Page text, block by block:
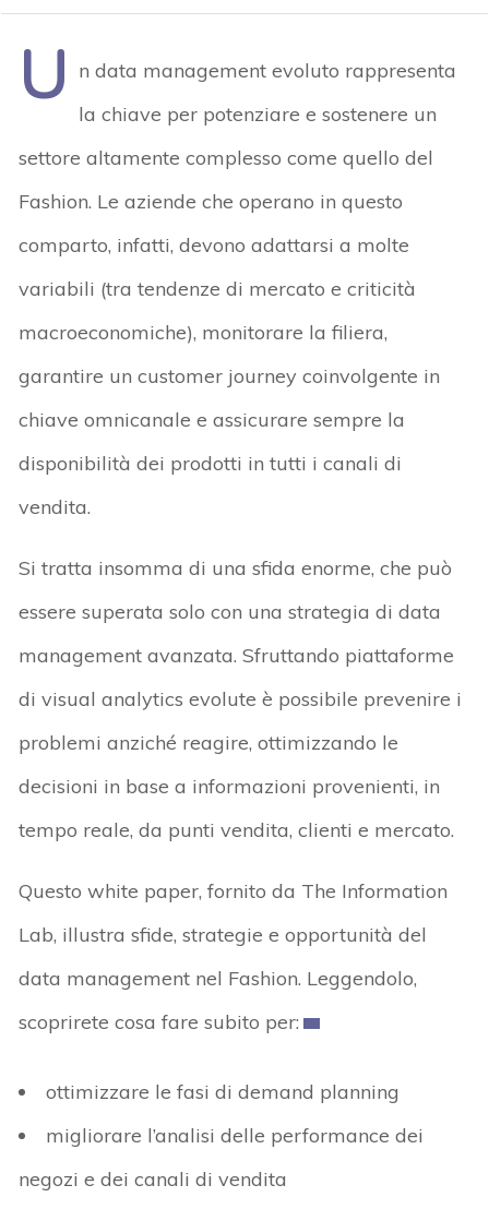
U
n data management evoluto rappresenta
la chiave per potenziare e sostenere un
settore altamente complesso come quello del
Fashion. Le aziende che operano in questo
comparto, infatti, devono adattarsi a molte
variabili (tra tendenze di mercato e criticità
macroeconomiche), monitorare la filiera,
garantire un customer journey coinvolgente in
chiave omnicanale e assicurare sempre la
disponibilità dei prodotti in tutti i canali di
vendita.
Si tratta insomma di una sfida enorme, che può
essere superata solo con una strategia di data
management avanzata. Sfruttando piattaforme
di visual analytics evolute è possibile prevenire i
problemi anziché reagire, ottimizzando le
decisioni in base a informazioni provenienti, in
tempo reale, da punti vendita, clienti e mercato.
Questo white paper, fornito da The Information
Lab, illustra sfide, strategie e opportunità del
data management nel Fashion. Leggendolo,
scoprirete cosa fare subito per:
ottimizzare le fasi di demand planning
migliorare l’analisi delle performance dei
negozi e dei canali di vendita